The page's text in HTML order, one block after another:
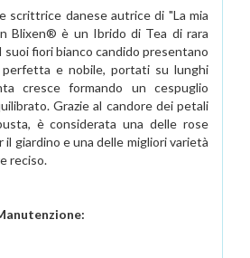
scrittrice danese autrice di "La mia
Blixen® è un Ibrido di Tea di rara
suoi fiori bianco candido presentano
perfetta e nobile, portati su lunghi
cresce formando un cespuglio
Grazie al candore dei petali
è considerata una delle rose
il giardino e una delle migliori varietà
reciso.